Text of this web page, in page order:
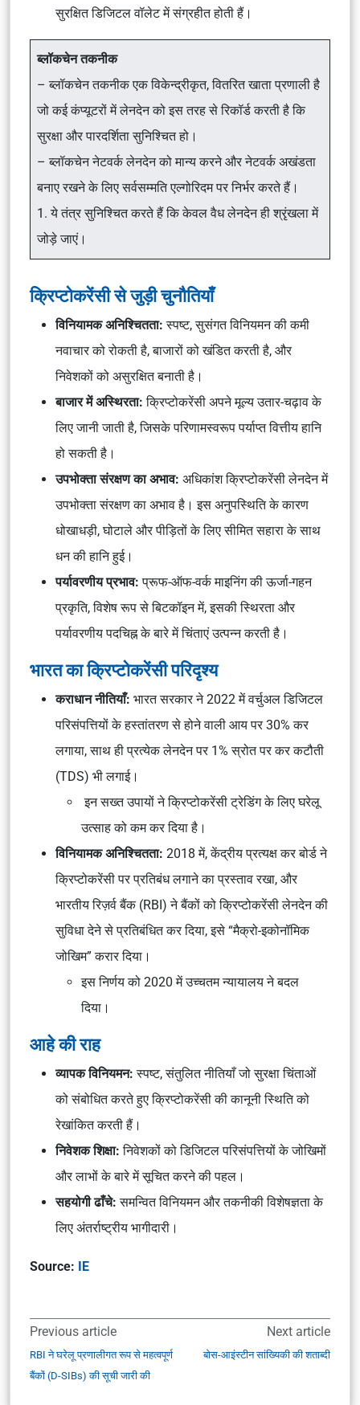
सुरक्षित डिजिटल वॉलेट में संग्रहीत होती हैं।
ब्लॉकचेन तकनीक
– ब्लॉकचेन तकनीक एक विकेन्द्रीकृत, वितरित खाता प्रणाली है
जो कई कंप्यूटरों में लेनदेन को इस तरह से रिकॉर्ड करती है कि
सुरक्षा और पारदर्शिता सुनिश्चित हो।
– ब्लॉकचेन नेटवर्क लेनदेन को मान्य करने और नेटवर्क अखंडता
बनाए रखने के लिए सर्वसम्मति एल्गोरिदम पर निर्भर करते हैं।
1. ये तंत्र सुनिश्चित करते हैं कि केवल वैध लेनदेन ही श्रृंखला में
जोड़े जाएं।
क्रिप्टोकरेंसी से जुड़ी चुनौतियाँ
विनियामक अनिश्चितता:स्पष्ट, सुसंगत विनियमन की कमी
नवाचार को रोकती है, बाजारों को खंडित करती है, और
निवेशकों को असुरक्षित बनाती है।
बाजार में अस्थिरता:क्रिप्टोकरेंसी अपने मूल्य उतार-चढ़ाव के
लिए जानी जाती है, जिसके परिणामस्वरूप पर्याप्त वित्तीय हानि
हो सकती है।
उपभोक्ता संरक्षण का अभाव: अधिकांश क्रिप्टोकरेंसी लेनदेन में
उपभोक्ता संरक्षण का अभाव है। इस अनुपस्थिति के कारण
धोखाधड़ी, घोटाले और पीड़ितों के लिए सीमित सहारा के साथ
धन की हानि हुई।
पर्यावरणीय प्रभाव:प्रूफ-ऑफ-वर्क माइनिंग की ऊर्जा-गहन
प्रकृति, विशेष रूप से बिटकॉइन में, इसकी स्थिरता और
पर्यावरणीय पदचिह्न के बारे में चिंताएं उत्पन्न करती है।
भारत का क्रिप्टोकरेंसी परिदृश्य
कराधान नीतियाँ: भारत सरकार ने 2022 में वर्चुअल डिजिटल
परिसंपत्तियों के हस्तांतरण से होने वाली आय पर 30% कर
लगाया, साथ ही प्रत्येक लेनदेन पर 1% स्रोत पर कर कटौती
(TDS) भी लगाई।
इन सख्त उपायों ने क्रिप्टोकरेंसी ट्रेडिंग के लिए घरेलू
उत्साह को कम कर दिया है।
विनियामक अनिश्चितता: 2018 में, केंद्रीय प्रत्यक्ष कर बोर्ड ने
क्रिप्टोकरेंसी पर प्रतिबंध लगाने का प्रस्ताव रखा, और
भारतीय रिज़र्व बैंक (RBI) ने बैंकों को क्रिप्टोकरेंसी लेनदेन की
सुविधा देने से प्रतिबंधित कर दिया, इसे “मैक्रो-इकोनॉमिक
जोखिम” करार दिया।
इस निर्णय को 2020 में उच्चतम न्यायालय ने बदल
दिया।
आहे की राह
व्यापक विनियमन: स्पष्ट, संतुलित नीतियाँ जो सुरक्षा चिंताओं
को संबोधित करते हुए क्रिप्टोकरेंसी की कानूनी स्थिति को
रेखांकित करती हैं।
निवेशक शिक्षा:निवेशकों को डिजिटल परिसंपत्तियों के जोखिमों
और लाभों के बारे में सूचित करने की पहल।
सहयोगी ढाँचे:समन्वित विनियमन और तकनीकी विशेषज्ञता के
लिए अंतर्राष्ट्रीय भागीदारी।
Source: IE
Previous article
RBI ने घरेलू प्रणालीगत रूप से महत्वपूर्ण
बैंकों (D-SIBs) की सूची जारी की
Next article
बोस-आइंस्टीन सांख्यिकी की शताब्दी